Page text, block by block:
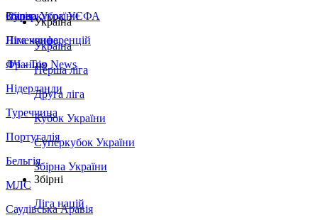
Збірна України
Італія
Німеччина
Франція
Нідерланди
Туреччина
Португалія
Бельгія
МЛС
Саудівська Аравія
Суперкубок УЄФА
Ліга конференцій
ЛЧ - Top News
Україна
Україна
Перша ліга
Друга ліга
Кубок України
Суперкубок України
Збірна України
Збірні
Ліга націй